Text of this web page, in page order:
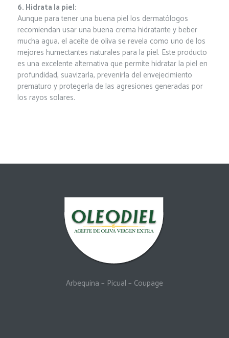
6. Hidrata la piel:
Aunque para tener una buena piel los dermatólogos
recomiendan usar una buena crema hidratante y beber
mucha agua, el aceite de oliva se revela como uno de los
mejores humectantes naturales para la piel. Este producto
es una excelente alternativa que permite hidratar la piel en
profundidad, suavizarla, prevenirla del envejecimiento
prematuro y protegerla de las agresiones generadas por
los rayos solares.
Arbequina – Picual – Coupage